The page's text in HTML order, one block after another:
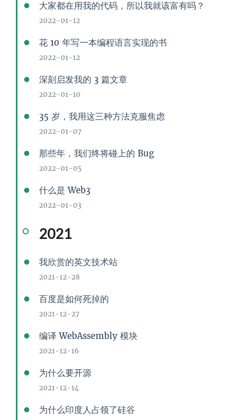
大家都在用我的代码，所以我就该富有吗？
2022-01-12
花 10 年写一本编程语言实现的书
2022-01-12
深刻启发我的 3 篇文章
2022-01-10
35 岁，我用这三种方法克服焦虑
2022-01-07
那些年，我们终将碰上的 Bug
2022-01-05
什么是 Web3
2022-01-03
2021
我欣赏的英文技术站
2021-12-28
百度是如何死掉的
2021-12-27
编译 WebAssembly 模块
2021-12-16
为什么要开源
2021-12-14
为什么印度人占领了硅谷